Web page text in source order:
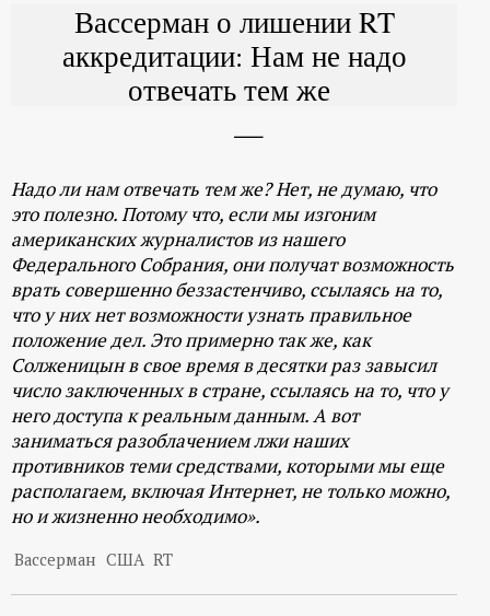
Вассерман о лишении RT
аккредитации: Нам не надо
отвечать тем же
Надо ли нам отвечать тем же? Нет, не думаю, что
это полезно. Потому что, если мы изгоним
американских журналистов из нашего
Федерального Собрания, они получат возможность
врать совершенно беззастенчиво, ссылаясь на то,
что у них нет возможности узнать правильное
положение дел. Это примерно так же, как
Солженицын в свое время в десятки раз завысил
число заключенных в стране, ссылаясь на то, что у
него доступа к реальным данным. А вот
заниматься разоблачением лжи наших
противников теми средствами, которыми мы еще
располагаем, включая Интернет, не только можно,
но и жизненно необходимо».
Вассерман США RT